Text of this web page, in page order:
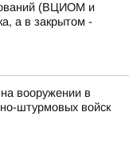
(ВЦИОМ и
а в закрытом -
вооружении в
штурмовых войск